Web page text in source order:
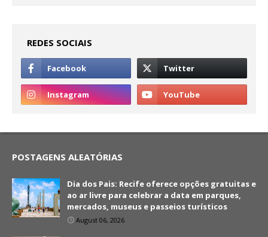
REDES SOCIAIS
POSTAGENS ALEATÓRIAS
Dia dos Pais: Recife oferece opções gratuitas e
ao ar livre para celebrar a data em parques,
mercados, museus e passeios turísticos
August 06, 2026